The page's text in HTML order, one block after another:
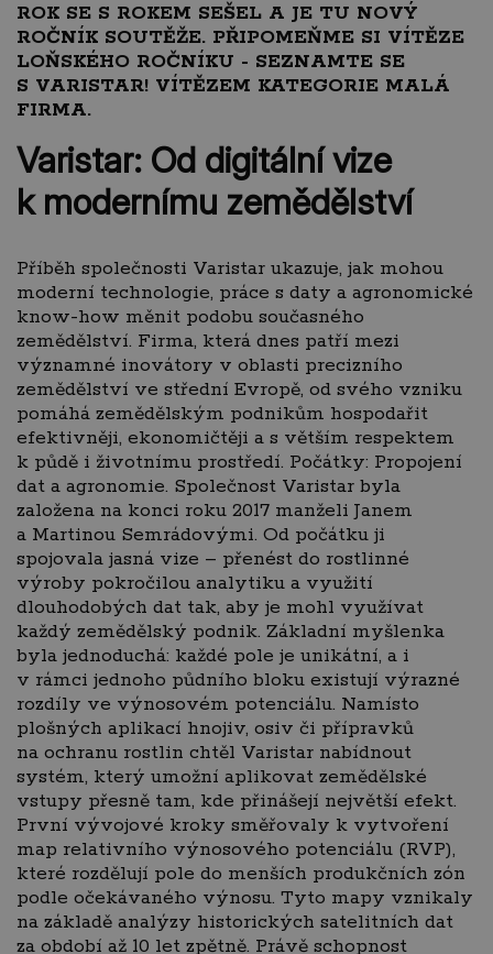
ROK SE S ROKEM SEŠEL A JE TU NOVÝ
ROČNÍK SOUTĚŽE. PŘIPOMEŇME SI VÍTĚZE
LOŇSKÉHO ROČNÍKU - SEZNAMTE SE
S VARISTAR! VÍTĚZEM KATEGORIE MALÁ
FIRMA.
Varistar: Od digitální vize
k modernímu zemědělství
Příběh společnosti Varistar ukazuje, jak mohou
moderní technologie, práce s daty a agronomické
know-how měnit podobu současného
zemědělství. Firma, která dnes patří mezi
významné inovátory v oblasti precizního
zemědělství ve střední Evropě, od svého vzniku
pomáhá zemědělským podnikům hospodařit
efektivněji, ekonomičtěji a s větším respektem
k půdě i životnímu prostředí. Počátky: Propojení
dat a agronomie. Společnost Varistar byla
založena na konci roku 2017 manželi Janem
a Martinou Semrádovými. Od počátku ji
spojovala jasná vize – přenést do rostlinné
výroby pokročilou analytiku a využití
dlouhodobých dat tak, aby je mohl využívat
každý zemědělský podnik. Základní myšlenka
byla jednoduchá: každé pole je unikátní, a i
v rámci jednoho půdního bloku existují výrazné
rozdíly ve výnosovém potenciálu. Namísto
plošných aplikací hnojiv, osiv či přípravků
na ochranu rostlin chtěl Varistar nabídnout
systém, který umožní aplikovat zemědělské
vstupy přesně tam, kde přinášejí největší efekt.
První vývojové kroky směřovaly k vytvoření
map relativního výnosového potenciálu (RVP),
které rozdělují pole do menších produkčních zón
podle očekávaného výnosu. Tyto mapy vznikaly
na základě analýzy historických satelitních dat
za období až 10 let zpětně. Právě schopnost